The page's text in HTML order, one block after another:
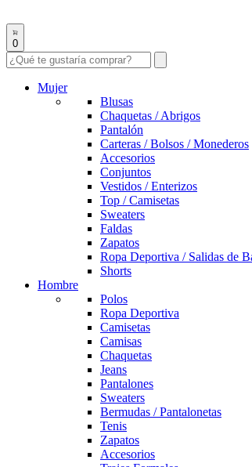
0
Mujer
Blusas
Chaquetas / Abrigos
Pantalón
Carteras / Bolsos / Monederos
Accesorios
Conjuntos
Vestidos / Enterizos
Top / Camisetas
Sweaters
Faldas
Zapatos
Ropa Deportiva / Salidas de
Shorts
Hombre
Polos
Ropa Deportiva
Camisetas
Camisas
Chaquetas
Jeans
Pantalones
Sweaters
Bermudas / Pantalonetas
Tenis
Zapatos
Accesorios